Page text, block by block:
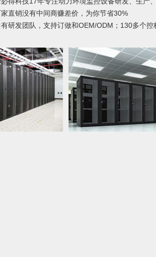
直销没有中间商赚差价，为你节省30%
研发团队，支持订做和OEM/ODM；130多个控